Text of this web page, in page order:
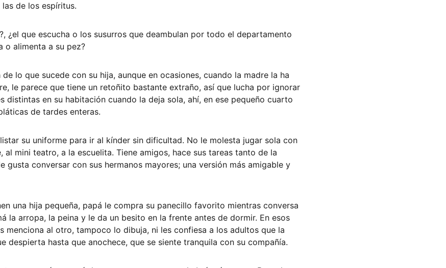
de los espíritus.
¿el que escucha o los susurros que deambulan por todo el departamento
o alimenta a su pez?
lo que sucede con su hija, aunque en ocasiones, cuando la madre la ha
le parece que tiene un retoñito bastante extraño, así que lucha por ignorar
distintas en su habitación cuando la deja sola, ahí, en ese pequeño cuarto
de tardes enteras.
su uniforme para ir al kínder sin dificultad. No le molesta jugar sola con
al mini teatro, a la escuelita. Tiene amigos, hace sus tareas tanto de la
gusta conversar con sus hermanos mayores; una versión más amigable y
una hija pequeña, papá le compra su panecillo favorito mientras conversa
la arropa, la peina y le da un besito en la frente antes de dormir. En esos
menciona al otro, tampoco lo dibuja, ni les confiesa a los adultos que la
despierta hasta que anochece, que se siente tranquila con su compañía.